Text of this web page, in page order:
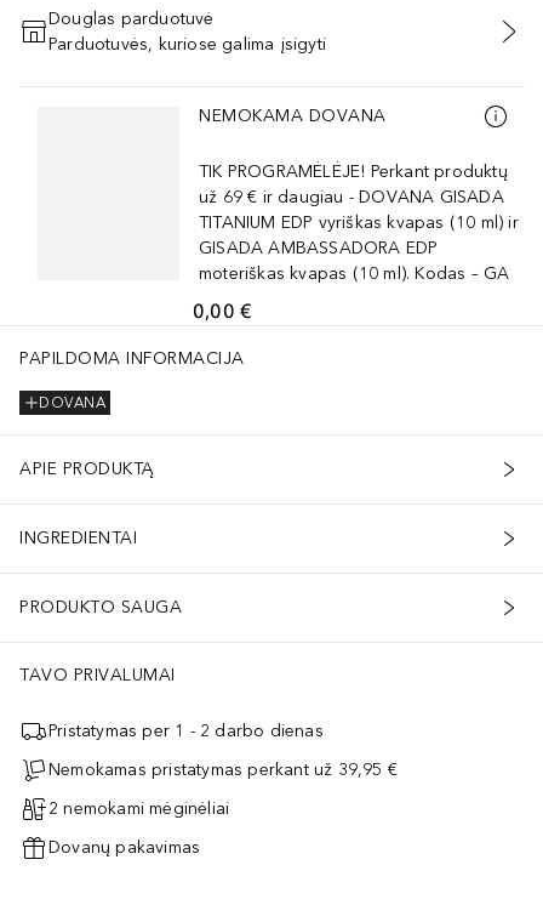
PRIDĖTI Į KREPŠELĮ
Douglas parduotuvė
Parduotuvės, kuriose galima įsigyti
Praleisti slankiklį
NEMOKAMA DOVANA
TIK PROGRAMĖLĖJE! Perkant produktų
už 69 € ir daugiau - DOVANA GISADA
TITANIUM EDP vyriškas kvapas (10 ml) ir
GISADA AMBASSADORA EDP
moteriškas kvapas (10 ml). Kodas – GA
0,00 €
PAPILDOMA INFORMACIJA
DOVANA
APIE PRODUKTĄ
INGREDIENTAI
PRODUKTO SAUGA
TAVO PRIVALUMAI
Pristatymas per 1 - 2 darbo dienas
Nemokamas pristatymas perkant už 39,95 €
2 nemokami mėginėliai
Dovanų pakavimas